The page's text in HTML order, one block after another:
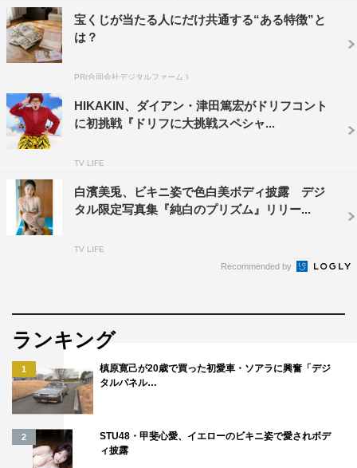
宝くじが当たる人にだけ共通する“ある特徴”と
は？
PR(合同会社デジタルファーム )
HIKAKIN、ダイアン・津田篤宏がドリフコント
に初挑戦『ドリフに大挑戦スペシャ...
TV LIFE
白濱美兎、ビキニ姿で色白美ボディ披露 デジ
タル限定写真集『純白のプリズム』リリー...
TV LIFE
Recommended by
ランキング
1
槙原寛己が20歳で買った初愛車・ソアラに興奮「デジ
タルパネル…
2
STU48・甲斐心愛、イエローのビキニ姿で愛されボデ
ィ披露